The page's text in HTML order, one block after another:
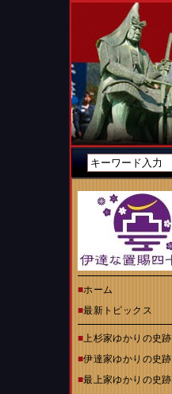
■ホーム
■最新トピックス
■上杉家ゆかりの史跡
■伊達家ゆかりの史跡
■最上家ゆかりの史跡